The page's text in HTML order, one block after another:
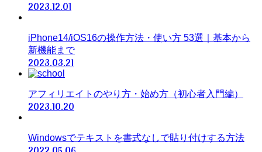
2023.12.01
iPhone14/iOS16の操作方法・使い方 53選｜基本から
新機能まで
2023.03.21
アフィリエイトのやり方・始め方（初心者入門編）
2023.10.20
Windowsでテキストを書式なしで貼り付けする方法